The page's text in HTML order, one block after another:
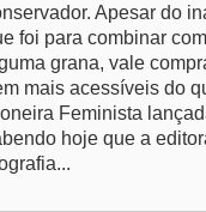
Apesar do
foi para combinar
grana, vale
mais acessíveis do
Feminista
hoje que a